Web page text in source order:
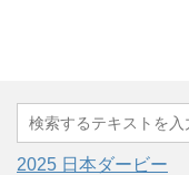
2025 日本ダービー